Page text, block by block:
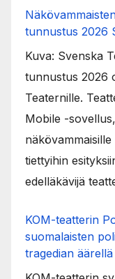
tunnustus 2026
Kuva: Svenska
tunnustus 2026
Teaternille.
Mobile -
tiettyihin
edelläkävijä
KOM-teatterin
suomalaisten
tragedian äärellä